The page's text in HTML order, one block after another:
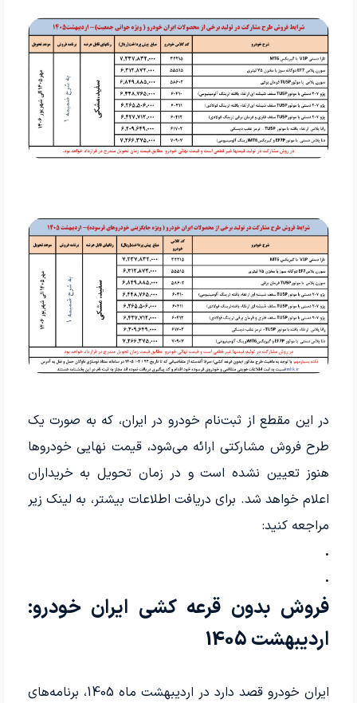
در این مقطع از ثبت‌نام خودرو در ایران، که به صورت یک
طرح فروش مشارکتی ارائه می‌شود، قیمت نهایی خودروها
هنوز تعیین نشده است و در زمان تحویل به خریداران
اعلام خواهد شد. برای دریافت اطلاعات بیشتر، به لینک زیر
مراجعه کنید:
.
.
فروش بدون قرعه کشی ایران خودرو:
اردیبهشت 1405
ایران خودرو قصد دارد در اردیبهشت ماه 1405، برنامه‌های